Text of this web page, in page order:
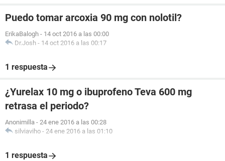
Puedo tomar arcoxia 90 mg con nolotil?
ErikaBalogh - 14 oct 2016 a las 00:00
Dr.Josh - 14 oct 2016 a las 00:17
1 respuesta
¿Yurelax 10 mg o ibuprofeno Teva 600 mg
retrasa el periodo?
Anonimilla - 24 ene 2016 a las 00:28
silviaviho - 24 ene 2016 a las 01:10
1 respuesta